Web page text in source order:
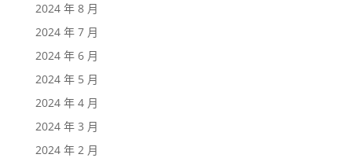
2024 年 8 月
2024 年 7 月
2024 年 6 月
2024 年 5 月
2024 年 4 月
2024 年 3 月
2024 年 2 月